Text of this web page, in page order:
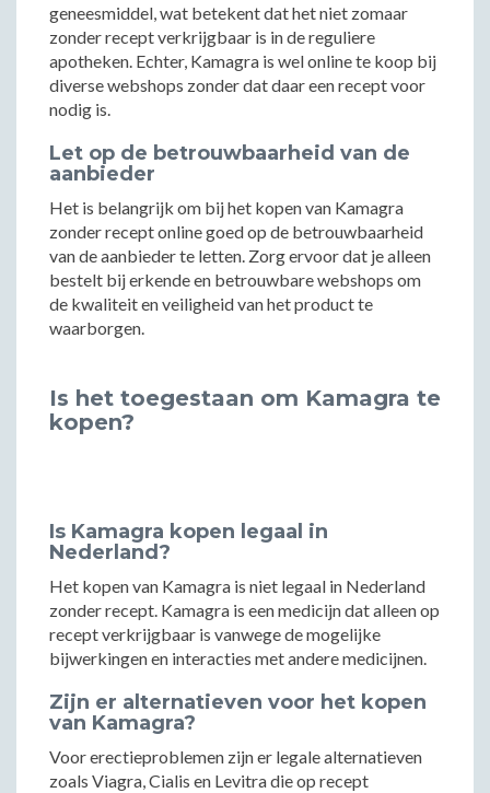
geneesmiddel, wat betekent dat het niet zomaar
zonder recept verkrijgbaar is in de reguliere
apotheken. Echter, Kamagra is wel online te koop bij
diverse webshops zonder dat daar een recept voor
nodig is.
Let op de betrouwbaarheid van de
aanbieder
Het is belangrijk om bij het kopen van Kamagra
zonder recept online goed op de betrouwbaarheid
van de aanbieder te letten. Zorg ervoor dat je alleen
bestelt bij erkende en betrouwbare webshops om
de kwaliteit en veiligheid van het product te
waarborgen.
Is het toegestaan om Kamagra te
kopen?
Is Kamagra kopen legaal in
Nederland?
Het kopen van Kamagra is niet legaal in Nederland
zonder recept. Kamagra is een medicijn dat alleen op
recept verkrijgbaar is vanwege de mogelijke
bijwerkingen en interacties met andere medicijnen.
Zijn er alternatieven voor het kopen
van Kamagra?
Voor erectieproblemen zijn er legale alternatieven
zoals Viagra, Cialis en Levitra die op recept